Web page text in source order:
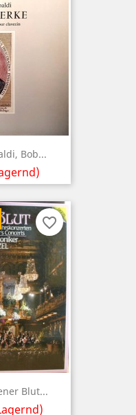
Bob...
Blut...
favorite_border